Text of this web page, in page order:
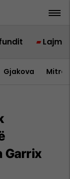
Lajme
Gjakova
Garrix